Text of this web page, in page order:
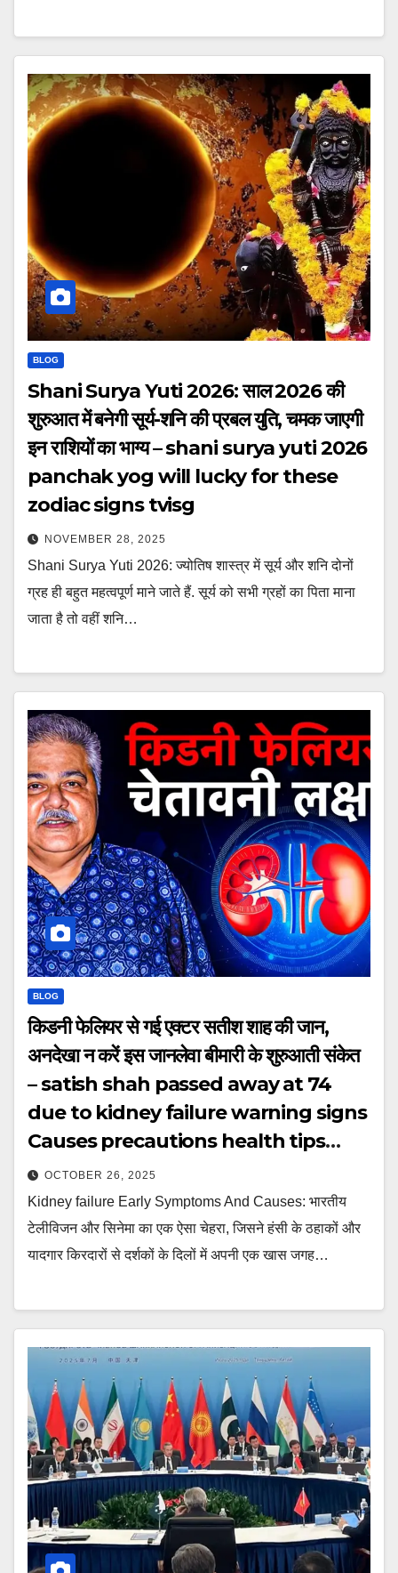
BLOG
Shani Surya Yuti 2026: साल 2026 की
शुरुआत में बनेगी सूर्य-शनि की प्रबल युति, चमक जाएगी
इन राशियों का भाग्य – shani surya yuti 2026
panchak yog will lucky for these
zodiac signs tvisg
NOVEMBER 28, 2025
Shani Surya Yuti 2026: ज्योतिष शास्त्र में सूर्य और शनि दोनों
ग्रह ही बहुत महत्वपूर्ण माने जाते हैं. सूर्य को सभी ग्रहों का पिता माना
जाता है तो वहीं शनि…
BLOG
किडनी फेलियर से गई एक्टर सतीश शाह की जान,
अनदेखा न करें इस जानलेवा बीमारी के शुरुआती संकेत
– satish shah passed away at 74
due to kidney failure warning signs
Causes precautions health tips
tvsix
OCTOBER 26, 2025
Kidney failure Early Symptoms And Causes: भारतीय
टेलीविजन और सिनेमा का एक ऐसा चेहरा, जिसने हंसी के ठहाकों और
यादगार किरदारों से दर्शकों के दिलों में अपनी एक खास जगह…